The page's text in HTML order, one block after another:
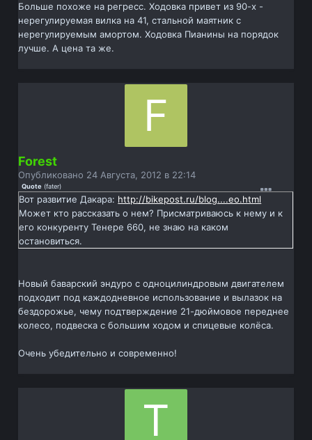
Больше похоже на регресс. Ходовка привет из 90-х -
нерегулируемая вилка на 41, стальной маятник с
нерегулируемым амортом. Ходовка Пианины на порядок
лучше. А цена та же.
Forest
Опубликовано 24 Августа, 2012 в 22:14
Quote (fater)
Вот развитие Дакара: http://bikepost.ru/blog....eo.html
Может кто рассказать о нем? Присматриваюсь к нему и к
его конкуренту Тенере 660, не знаю на каком
остановиться.
Новый баварский эндуро с одноцилиндровым двигателем
подходит под каждодневное использование и вылазок на
бездорожье, чему подтверждение 21-дюймовое переднее
колесо, подвеска с большим ходом и спицевые колёса.
Очень убедительно и современно!